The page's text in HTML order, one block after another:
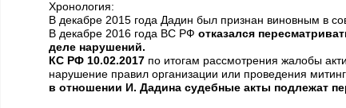
Хронология:
В декабре 2015 года Дадин был признан виновным в
В декабре 2016 года ВС РФ отказался
деле нарушений.
КС РФ 10.02.2017 по итогам рассмотрения жалобы
нарушение правил организации или проведения
в отношении И. Дадина судебные акты подлежат